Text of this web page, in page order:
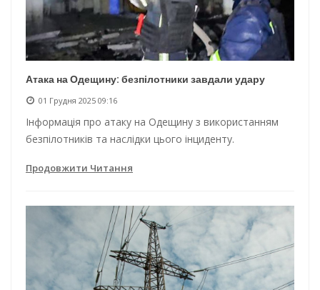
Атака на Одещину: безпілотники завдали удару
01 Грудня 2025 09:16
Інформація про атаку на Одещину з використанням
безпілотників та наслідки цього інциденту.
Продовжити Читання